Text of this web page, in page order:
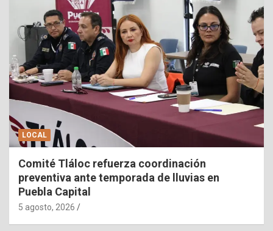
LOCAL
Comité Tláloc refuerza coordinación
preventiva ante temporada de lluvias en
Puebla Capital
5 agosto, 2026